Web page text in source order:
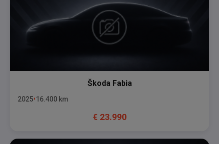
Škoda Fabia
2025 16.400 km
€ 23.990